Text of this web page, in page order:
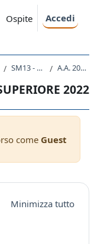
Ospite Accedi
SM13 - CHIMICA A.A. 2022 - 2023
2022
come Guest
Minimizza tutto